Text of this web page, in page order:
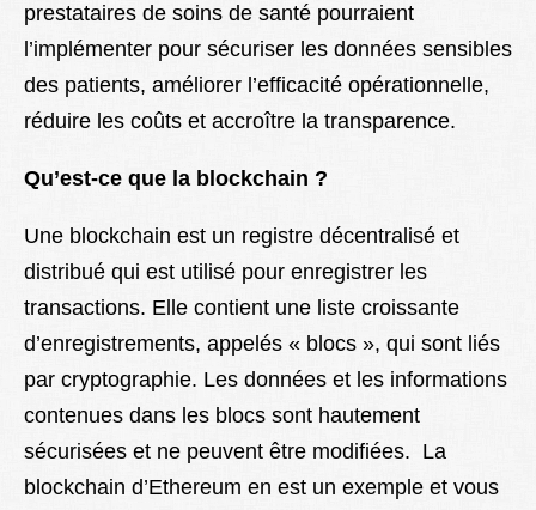
prestataires de soins de santé pourraient
l’implémenter pour sécuriser les données sensibles
des patients, améliorer l’efficacité opérationnelle,
réduire les coûts et accroître la transparence.
Qu’est-ce que la blockchain ?
Une blockchain est un registre décentralisé et
distribué qui est utilisé pour enregistrer les
transactions. Elle contient une liste croissante
d’enregistrements, appelés « blocs », qui sont liés
par cryptographie. Les données et les informations
contenues dans les blocs sont hautement
sécurisées et ne peuvent être modifiées. La
blockchain d’Ethereum en est un exemple et vous